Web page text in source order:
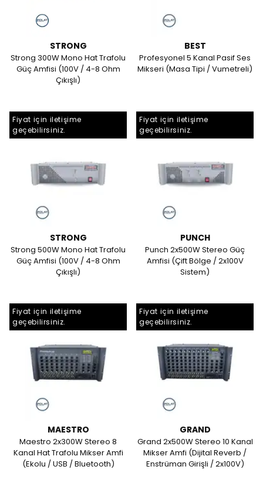
STRONG
Strong 300W Mono Hat Trafolu
Güç Amfisi (100V / 4-8 Ohm
Çıkışlı)
BEST
Profesyonel 5 Kanal Pasif Ses
Mikseri (Masa Tipi / Vumetreli)
Fiyat için iletişime
geçebilirsiniz.
STRONG
Strong 500W Mono Hat Trafolu
Güç Amfisi (100V / 4-8 Ohm
Çıkışlı)
Fiyat için iletişime
geçebilirsiniz.
PUNCH
Punch 2x500W Stereo Güç
Amfisi (Çift Bölge / 2x100V
Sistem)
Fiyat için iletişime
geçebilirsiniz.
MAESTRO
Maestro 2x300W Stereo 8
Kanal Hat Trafolu Mikser Amfi
(Ekolu / USB / Bluetooth)
Fiyat için iletişime
geçebilirsiniz.
GRAND
Grand 2x500W Stereo 10 Kanal
Mikser Amfi (Dijital Reverb /
Enstrüman Girişli / 2x100V)